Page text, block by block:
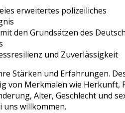
erweitertes polizeiliches
den Grundsätzen des
und Zuverlässigkeit
Stärken und Erfahrungen.
von Merkmalen wie Herkunft,
Alter, Geschlecht und
willkommen.